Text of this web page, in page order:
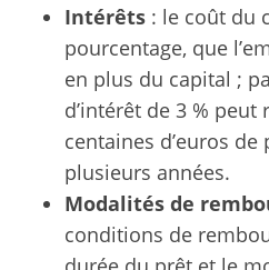
Intérêts: le coût du
pourcentage, que
en plus du capital ;
d’intérêt de 3 % peut
centaines d’euros
plusieurs années.
Modalités de
conditions de